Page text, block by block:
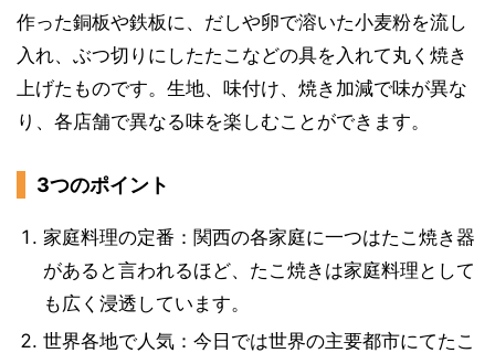
作った銅板や鉄板に、だしや卵で溶いた小麦粉を流し
入れ、ぶつ切りにしたたこなどの具を入れて丸く焼き
上げたものです。生地、味付け、焼き加減で味が異な
り、各店舗で異なる味を楽しむことができます。
3つのポイント
家庭料理の定番：関西の各家庭に一つはたこ焼き器
があると言われるほど、たこ焼きは家庭料理として
も広く浸透しています。
世界各地で人気：今日では世界の主要都市にてたこ